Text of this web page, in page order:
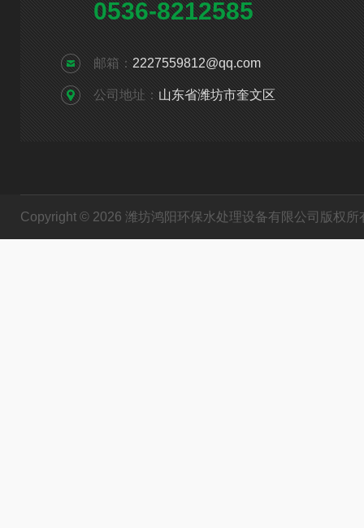
0536-8212585
邮箱： 2227559812@qq.com
公司地址： 山东省潍坊市奎文区
Copyright © 2026 潍坊鸿阳环保水处理设备有限公司版权所